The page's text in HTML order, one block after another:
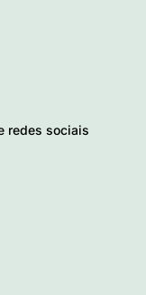
redes sociais